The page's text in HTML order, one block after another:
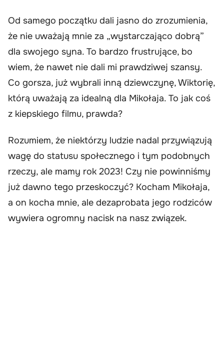
Od samego początku dali jasno do zrozumienia,
że nie uważają mnie za „wystarczająco dobrą”
dla swojego syna. To bardzo frustrujące, bo
wiem, że nawet nie dali mi prawdziwej szansy.
Co gorsza, już wybrali inną dziewczynę, Wiktorię,
którą uważają za idealną dla Mikołaja. To jak coś
z kiepskiego filmu, prawda?
Rozumiem, że niektórzy ludzie nadal przywiązują
wagę do statusu społecznego i tym podobnych
rzeczy, ale mamy rok 2023! Czy nie powinniśmy
już dawno tego przeskoczyć? Kocham Mikołaja,
a on kocha mnie, ale dezaprobata jego rodziców
wywiera ogromny nacisk na nasz związek.